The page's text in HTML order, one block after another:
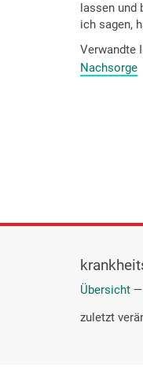
lassen und
ich sagen,
Verwandte
Nachsorge
Übersicht —
zuletzt